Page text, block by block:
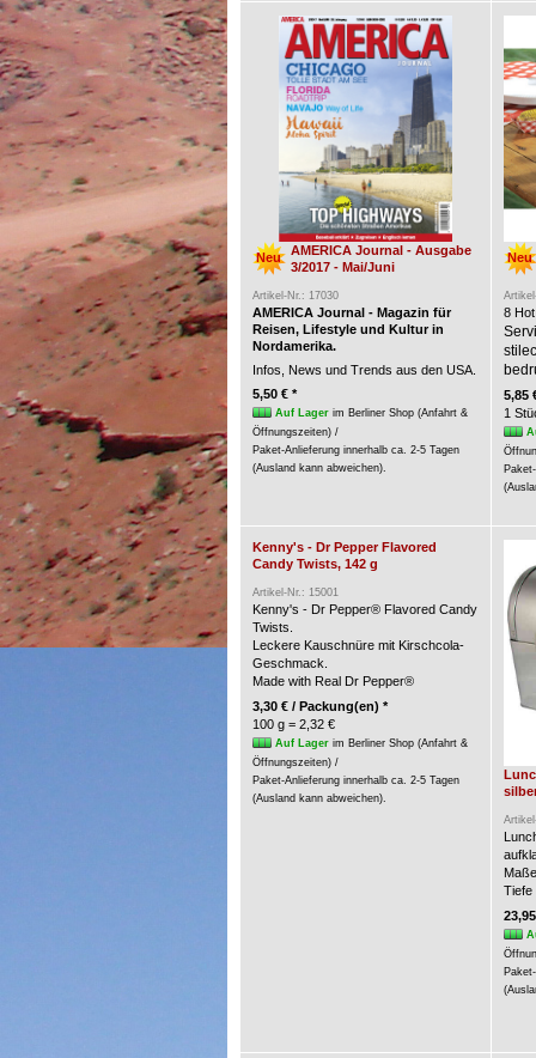
Neu
AMERICA Journal - Ausgabe
3/2017 - Mai/Juni
Artikel-Nr.: 17030
AMERICA Journal - Magazin für
Reisen, Lifestyle und Kultur in
Nordamerika.
Infos, News und Trends aus den USA.
5,50 € *
Auf Lagerim Berliner Shop (Anfahrt &
Öffnungszeiten) /
Paket-Anlieferung innerhalb ca. 2-5 Tagen
(Ausland kann abweichen).
Neu
8
5,85
1
Kenny's - Dr Pepper Flavored
Candy Twists, 142 g
Artikel-Nr.: 15001
Kenny's - Dr Pepper® Flavored Candy
Twists.
Leckere Kauschnüre mit Kirschcola-
Geschmack.
Made with Real Dr Pepper®
3,30 € / Packung(en) *
100 g = 2,32 €
Auf Lagerim Berliner Shop (Anfahrt &
Öffnungszeiten) /
Paket-Anlieferung innerhalb ca. 2-5 Tagen
(Ausland kann abweichen).
Tiefe